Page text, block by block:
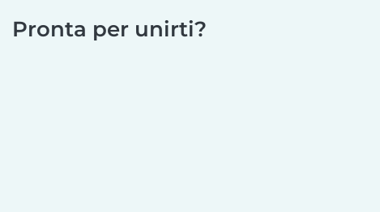
Pronta per unirti?